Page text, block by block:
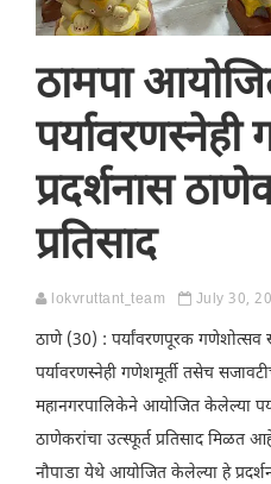
ठामपा
पर्यावरणस्नेही
प्रदर्शनास
प्रतिसाद
lokvruttant_team July 30,
ठाणे (30) : पर्यांवरणपूरक गणेशोत्सव
पर्यावरणस्नेही गणेशमूर्ती तसेच
महानगरपालिकेने आयोजित केलेल्या
ठाणेकरांचा उत्स्फूर्त प्रतिसाद मिळत
नौपाडा येथे आयोजित केलेल्या हे